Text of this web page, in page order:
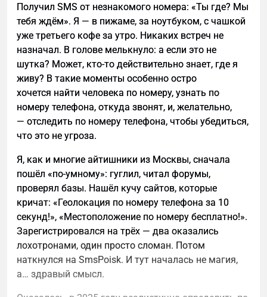
Третий месяц — хаос в CRM, демотивированные
менеджеры и нулевой рост продаж. Как так
получилось? Разбираем три ключевые ошибки.
Получил SMS от незнакомого номера: «Ты где? Мы
тебя ждём». Я — в пижаме, за ноутбуком, с чашкой
уже третьего кофе за утро. Никаких встреч не
назначал. В голове мелькнуло: а если это не
шутка? Может, кто-то действительно знает, где я
живу? В такие моменты особенно остро
хочется найти человека по номеру, узнать по
номеру телефона, откуда звонят, и, желательно,
— отследить по номеру телефона, чтобы убедиться,
что это не угроза.
Я, как и многие айтишники из Москвы, сначала
пошёл «по-умному»: гуглил, читал форумы,
проверял базы. Нашёл кучу сайтов, которые
кричат: «Геолокация по номеру телефона за 10
секунд!», «Местоположение по номеру бесплатно!».
Зарегистрировался на трёх — два оказались
лохотронами, один просто сломан. Потом
наткнулся на SmsPoisk. И тут началась не магия,
а… здравый смысл.